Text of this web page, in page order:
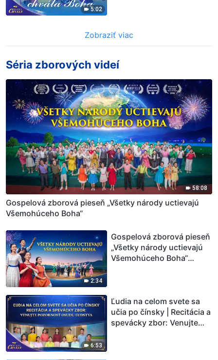
5:02
Zobraziť viac
Séria zborových videí
58:08
Gospelová zborová pieseň „Všetky národy uctievajú
Všemohúceho Boha“
2:34
Gospelová zborová pieseň
„Všetky národy uctievajú
Všemohúceho Boha“
6:53
Ľudia na celom svete sa
učia po čínsky | Recitácia a
spevácky zbor: Venujte